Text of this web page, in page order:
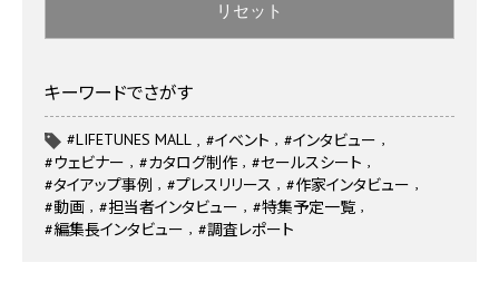
リセット
キーワードでさがす
#LIFETUNES MALL #イベント
#インタビュー
#ウェビナー
#カタログ制作
#セールスシート
#タイアップ事例
#プレスリリース
#作家インタビュー
#動画
#担当者インタビュー
#特集予定一覧
#編集長インタビュー
#調査レポート